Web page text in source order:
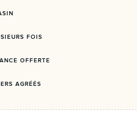
FOIS
OFFERTE
AGRÉÉS